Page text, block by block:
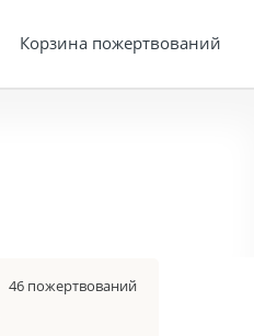
Корзина пожертвований
46 пожертвований